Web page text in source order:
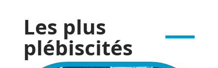
Les plus
plébiscités